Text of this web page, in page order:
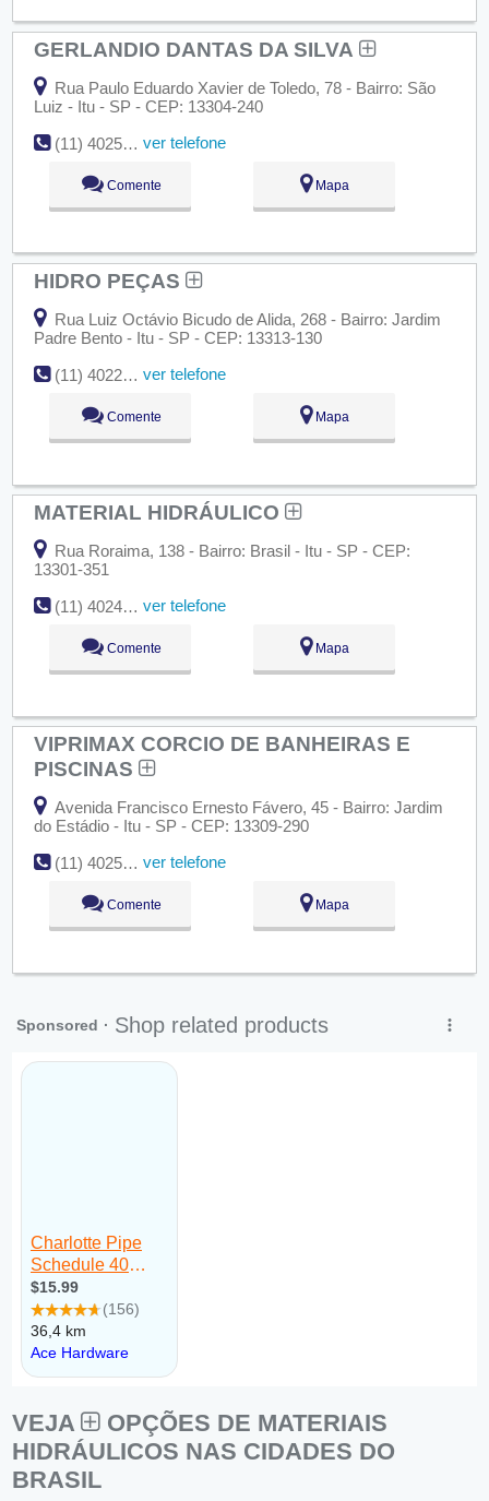
GERLANDIO DANTAS DA SILVA
Rua Paulo Eduardo Xavier de Toledo, 78 - Bairro: São
Luiz - Itu - SP - CEP: 13304-240
(11) 4025-2788
ver telefone
Comente Mapa
HIDRO PEÇAS
Rua Luiz Octávio Bicudo de Alida, 268 - Bairro: Jardim
Padre Bento - Itu - SP - CEP: 13313-130
(11) 4022-8544
ver telefone
Comente Mapa
MATERIAL HIDRÁULICO
Rua Roraima, 138 - Bairro: Brasil - Itu - SP - CEP:
13301-351
(11) 4024-3371
ver telefone
Comente Mapa
VIPRIMAX CORCIO DE BANHEIRAS E
PISCINAS
Avenida Francisco Ernesto Fávero, 45 - Bairro: Jardim
do Estádio - Itu - SP - CEP: 13309-290
(11) 4025-2356
ver telefone
Comente Mapa
VEJA
OPÇÕES DE MATERIAIS
HIDRÁULICOS NAS CIDADES DO
BRASIL